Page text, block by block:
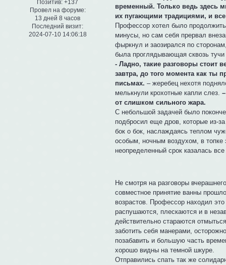
Позитив: +137
Провел на форуме:
13 дней 8 часов
Последний визит:
2024-07-10 14:06:18
временный. Только ведь здесь
их пугающими традициями, и все
Профессор хотел было
минусы, но сам себя прервал
фыркнул и заозирался по
была проглядывающая сквозь
- Ладно, такие разговоры стоит
завтра, до того момента как ты
письмах. – жеребец нехотя
мелькнули крохотные капли слез.
от слишком сильного жара.
С небольшой задачей было
подбросил еще дров, которые из-
бок о бок, наслаждаясь теплом
особым, ночным воздухом, в топке
неопределенный срок казалась
Не смотря на разговоры
совместное принятие ванны
возрастов. Профессор находил
распушаются, плескаются и в
действительно стараются
заботить себя манерами,
позабавить и большую часть
хорошо видны на темной шкуре.
Отправились спать так же